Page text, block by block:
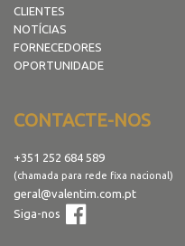
CLIENTES
NOTÍCIAS
FORNECEDORES
OPORTUNIDADE
CONTACTE-NOS
+351 252 684 589
(chamada para rede fixa nacional)
geral@valentim.com.pt
Siga-nos